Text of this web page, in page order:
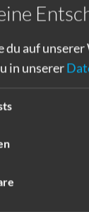
auf
in unserer